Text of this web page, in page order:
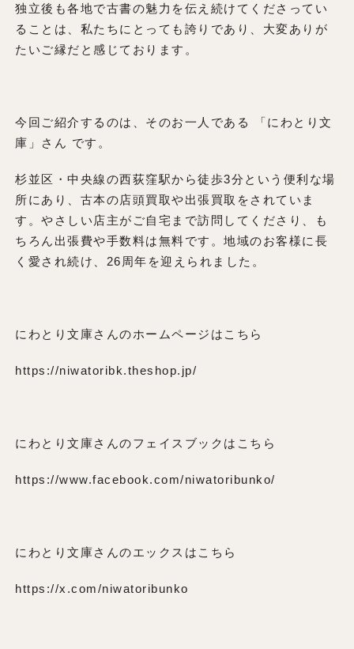
独立後も各地で古書の魅力を伝え続けてくださってい
ることは、私たちにとっても誇りであり、大変ありが
たいご縁だと感じております。
今回ご紹介するのは、そのお一人である 「にわとり文
庫」さん です。
杉並区・中央線の西荻窪駅から徒歩3分という便利な場
所にあり、古本の店頭買取や出張買取をされていま
す。やさしい店主がご自宅まで訪問してくださり、も
ちろん出張費や手数料は無料です。地域のお客様に長
く愛され続け、26周年を迎えられました。
にわとり文庫さんのホームページはこちら
https://niwatoribk.theshop.jp/
にわとり文庫さんのフェイスブックはこちら
https://www.facebook.com/niwatoribunko/
にわとり文庫さんのエックスはこちら
https://x.com/niwatoribunko